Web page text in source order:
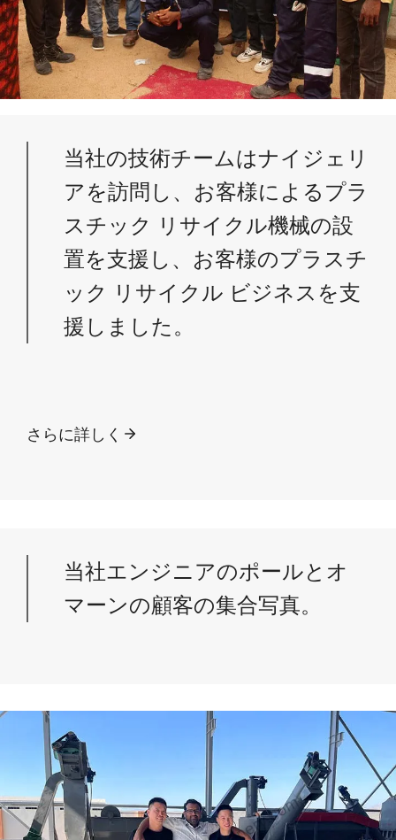
当社の技術チームはナイジェリ
アを訪問し、お客様によるプラ
スチック リサイクル機械の設
置を支援し、お客様のプラスチ
ック リサイクル ビジネスを支
援しました。
さらに詳しく
当社エンジニアのポールとオ
マーンの顧客の集合写真。